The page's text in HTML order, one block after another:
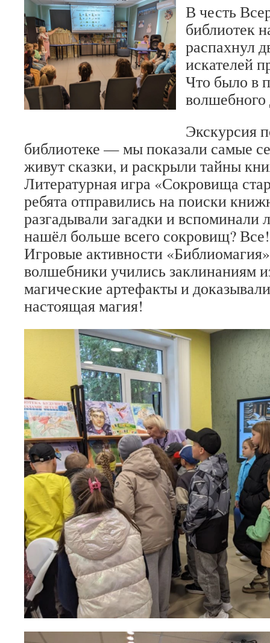
В честь
библиотек
распахнул
искателей
Что было в
волшебного
Экскурсия
библиотеке — мы показали самые
живут сказки, и раскрыли тайны
Литературная игра «Сокровища
ребята отправились на поиски
разгадывали загадки и
нашёл больше всего сокровищ? Все!
Игровые активности
волшебники учились заклинаниям
магические артефакты и
настоящая магия!